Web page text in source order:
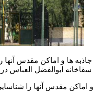
ها و اماکن مقدس آنها
و اماکن مقدس آنها را